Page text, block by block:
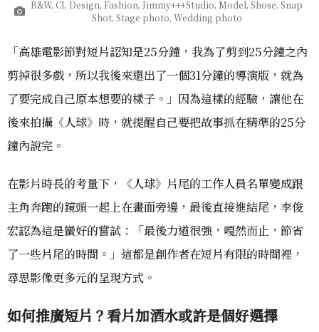
B&W, CI, Design, Fashion, Jimmy+++Studio, Model, Shose, Snap
Shot, Stage photo, Wedding photo
「高雄電影節對短片認知是25分鐘，我為了剪到25分鐘之內
剪掉很多戲，所以我後來還出了一個31分鐘的導演版，就為
了要完成自己原本想要的樣子。」因為這樣的經驗，讓他在
後來拍攝《人球》時，就提醒自己要把故事抓在精準的25分
鐘內說完。
在影片時長的考量下，《人球》片尾的工作人員名單變成跟
主角奔跑的鏡頭一起上在畫面旁邊，最後直接進結尾，李俊
宏認為這是蠻好的嘗試：「最後力道很強，嘎然而止，節省
了一些片尾的時間。」這都是創作者在短片有限的時間裡，
尋思影像更多元的呈現方式。
如何推廣短片？看片加酒水或許是個好選擇